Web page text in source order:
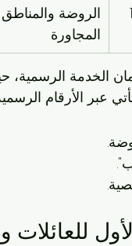
الروضة والمناطق
المجاورة
الخدمة
للعائلات